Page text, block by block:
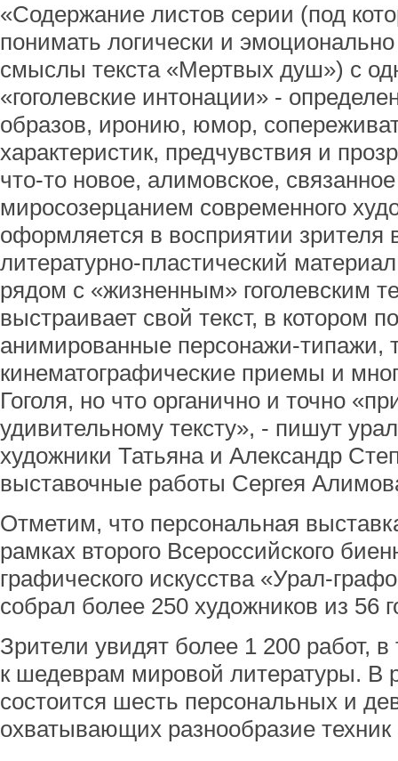
«Содержание листов серии (под
понимать логически и
смыслы текста «Мертвых душ») с
«гоголевские интонации» -
образов, иронию, юмор,
характеристик, предчувствия и
что-то новое, алимовское,
миросозерцанием современного
оформляется в восприятии зрителя
литературно-пластический
рядом с «жизненным» гоголевским
выстраивает свой текст, в котором
анимированные персонажи-типажи,
кинематографические приемы и
Гоголя, но что органично и точно
удивительному тексту», - пишут
художники Татьяна и Александр
выставочные работы Сергея
Отметим, что персональная
рамках второго Всероссийского
графического искусства «Урал-
собрал более 250 художников из 56
Зрители увидят более 1 200 работ,
к шедеврам мировой литературы. В
состоится шесть персональных и
охватывающих разнообразие